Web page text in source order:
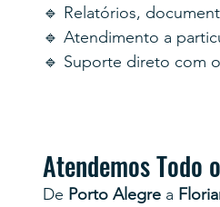
🔹 Relatórios,
🔹 Atendimento a
🔹 Suporte direto com
Atendemos Todo
De Porto Alegre a